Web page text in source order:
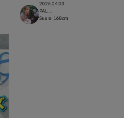
2026.04.03
Suu☺︎ 168cm